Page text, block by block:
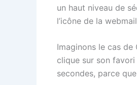
un haut niveau de
l’icône de la
Imaginons le cas
clique sur son
secondes, parce